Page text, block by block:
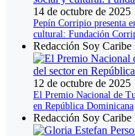
14 de octubre de 2025
Pepín Corripio presenta
cultural: Fundación
Redacción Soy Caribe
12 de octubre de 2025
El Premio Nacional de
en República Dominicana
Redacción Soy Caribe